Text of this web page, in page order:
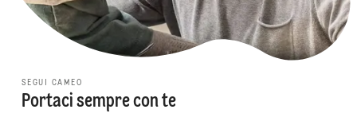
SEGUI CAMEO
Portaci sempre con te